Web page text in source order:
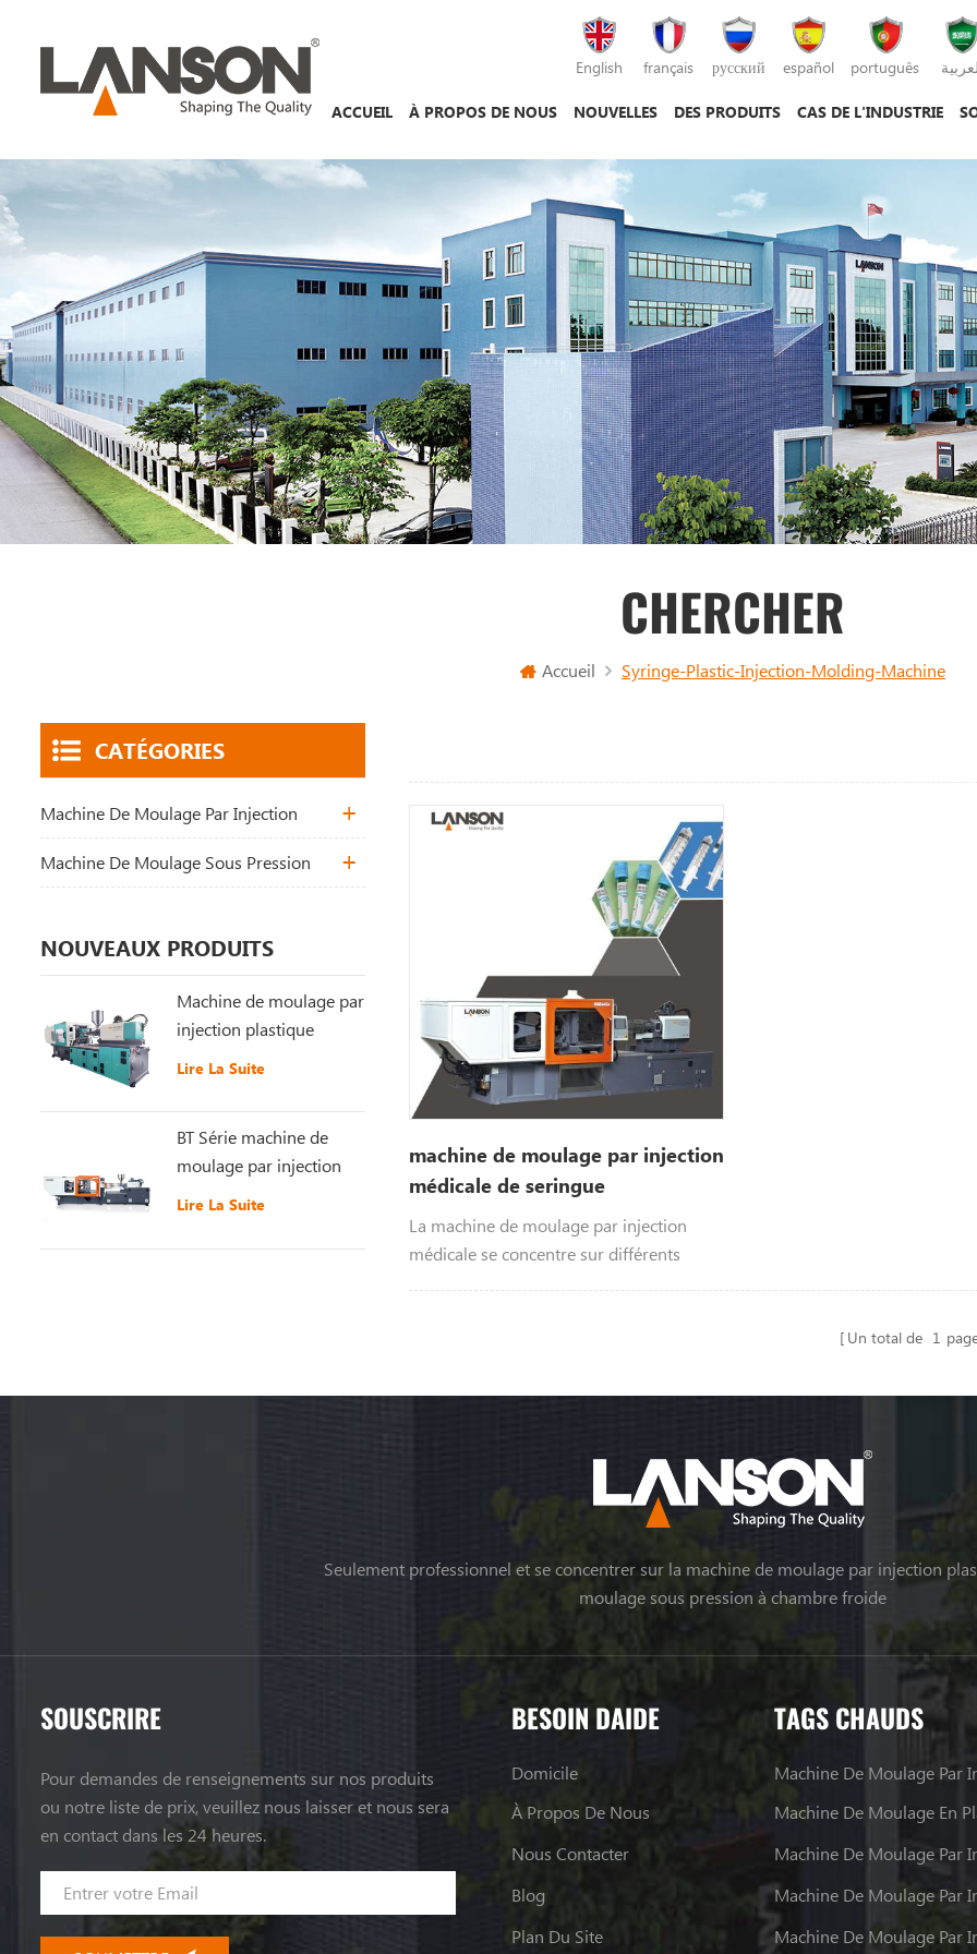
English français русский español português
ACCUEIL À PROPOS DE NOUS NOUVELLES DES PRODUITS CAS DE L'INDUSTRIE
CHERCHER
Accueil Syringe-Plastic-Injection-Molding-Machine
machine de moulage par injection
médicale de seringue
La machine de moulage par injection
médicale se concentre sur différents
Un total de 1
CATÉGORIES
Machine De Moulage Par Injection
Machine De Moulage Sous Pression
NOUVEAUX PRODUITS
Machine de moulage par
injection plastique
récemment améliorée
Lire La Suite
BT Série machine de
moulage par injection
plastique à grande
Lire La Suite
Seulement professionnel et se concentrer sur la machine de moulage par injection
moulage sous pression à chambre froide
SOUSCRIRE
Pour demandes de renseignements sur nos produits
ou notre liste de prix, veuillez nous laisser et nous sera
en contact dans les 24 heures.
BESOIN DAIDE
Domicile
À Propos De Nous
Nous Contacter
Blog
Plan Du Site
TAGS CHAUDS
Machine De Moulage Par
Machine De Moulage En
Machine De Moulage Par
Machine De Moulage Par